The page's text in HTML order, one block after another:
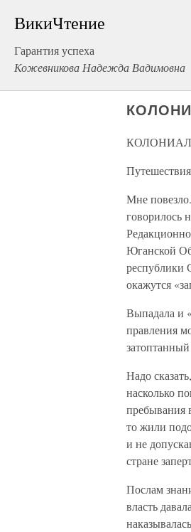
ВикиЧтение
Гарантия успеха
Кожевникова Надежда Вадимовна
Путешествия
Мне
говорилось
Юганской
республики
окажутся
Выпадала и
правления
Надо
насколько
пребывания
то жили
и не
стране
Послам
власть